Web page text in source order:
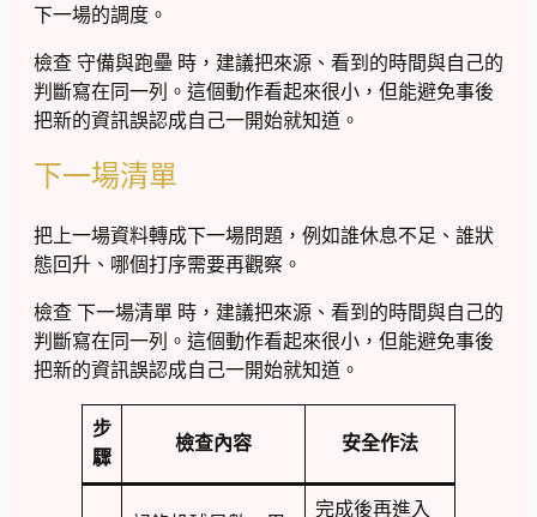
下一場的調度。
檢查 守備與跑壘 時，建議把來源、看到的時間與自己的
判斷寫在同一列。這個動作看起來很小，但能避免事後
把新的資訊誤認成自己一開始就知道。
下一場清單
把上一場資料轉成下一場問題，例如誰休息不足、誰狀
態回升、哪個打序需要再觀察。
檢查 下一場清單 時，建議把來源、看到的時間與自己的
判斷寫在同一列。這個動作看起來很小，但能避免事後
把新的資訊誤認成自己一開始就知道。
步
驟
檢查內容 安全作法
完成後再進入